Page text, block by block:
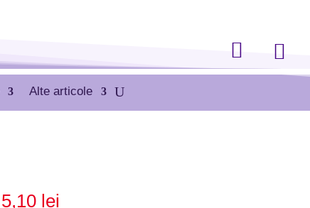
 
Alte articole
5,10 lei